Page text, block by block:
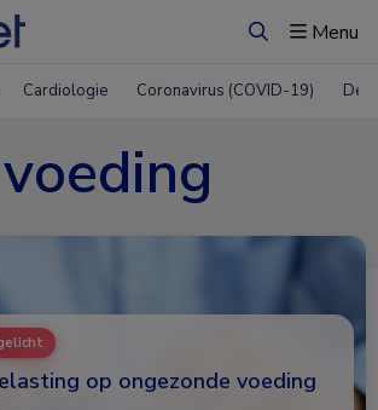
ZoekenMenu
Cardiologie Coronavirus (COVID-19)
voeding
op ongezonde voeding